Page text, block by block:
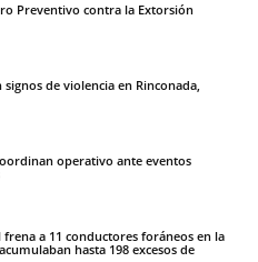
Preventivo contra la Extorsión
de violencia en Rinconada,
operativo ante eventos
a 11 conductores foráneos en la
hasta 198 excesos de